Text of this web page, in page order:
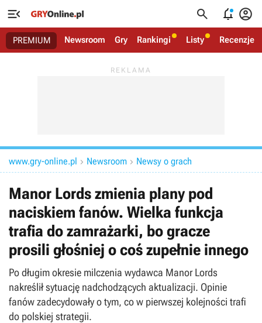
   
PREMIUM Newsroom Gry Rankingi Listy Recenzje
www.gry-online.pl  Newsroom  Newsy o grach
Manor Lords zmienia plany pod
naciskiem fanów. Wielka funkcja
trafia do zamrażarki, bo gracze
prosili głośniej o coś zupełnie innego
Po długim okresie milczenia wydawca Manor Lords
nakreślił sytuację nadchodzących aktualizacji. Opinie
fanów zadecydowały o tym, co w pierwszej kolejności trafi
do polskiej strategii.